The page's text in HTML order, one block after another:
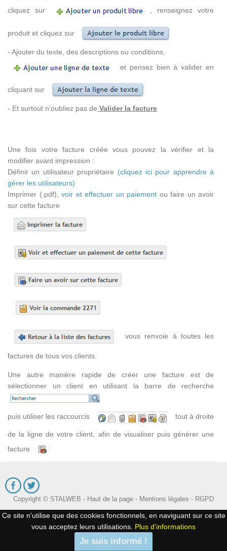
cliquez sur
, renseignez votre
produit et cliquez sur
- Ajouter du texte, des descriptions ou conditions,
et pensez bien à valider en
cliquant sur
- Et surtout n'oubliez pas de Valider la facture
Une fois votre facture créée vous pouvez la vérifier et la
modifier avant impression :
Définir un utilisateur propriétaire (cliquez ici pour apprendre à
gérer les utilisateurs)
Imprimer (.pdf),voir et effectuer un paiement ou faire un avoir
sur cette facture
vous renvoie à toutes les
factures de tous vos clients.
Une autre manière rapide de créer une facture est de
sélectionner un client en utilisant la barre de recherche
puis utiliser les raccourcis tout à droite
de la ligne de votre client, afin de visualiser puis générer une
facture
Copyright © STALWEB - Haut de la page - Mentions légales - RGPD
Ce site n'utilise que des cookies fonctionnels, en naviguant sur ce site
vous acceptez leurs utilisations. Plus d'informations